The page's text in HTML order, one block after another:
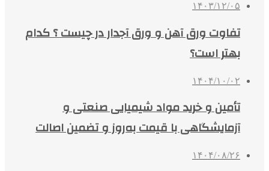
۱۴۰۳/۱۲/۰۵
تفاوت ورق آهن و ورق آجدار در چیست ؟ کدام
بهتر است؟
۱۴۰۴/۱۰/۰۲
تأمین و خرید مواد شیمیایی صنعتی و
آزمایشگاهی با قیمت به‌روز و تضمین اصالت
۱۴۰۴/۰۸/۲۶